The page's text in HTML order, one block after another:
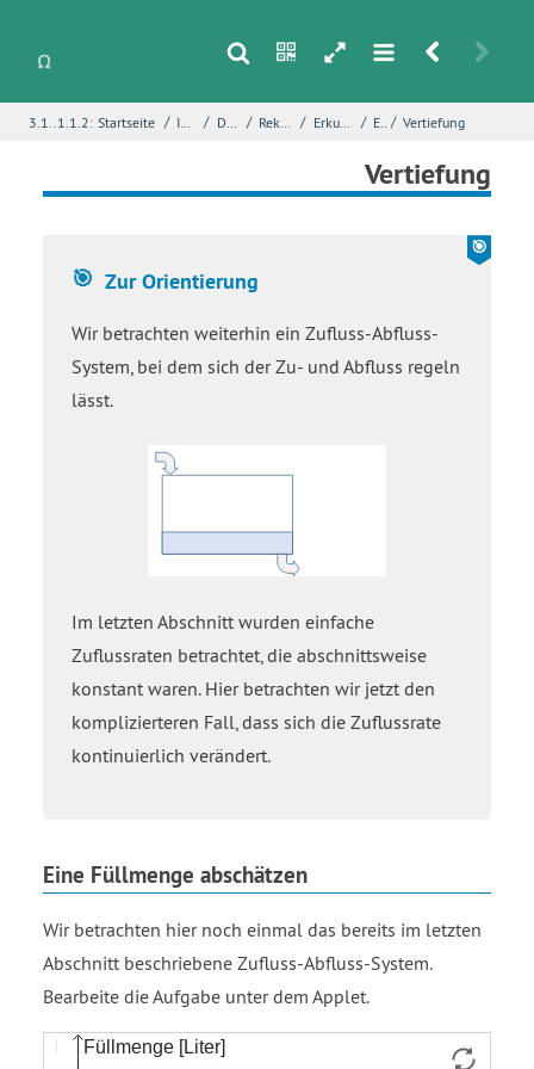
s n h m r u
3.1..1.1.2: Startseite / Integralrechnung / Das Integralkonzept / Rekonstruktion eines Bestandes / Erkundung – Zufluss-Abfluss-Systeme / Einstieg/ Vertiefung
Vertiefung
Zur Orientierung
Wir betrachten weiterhin ein Zufluss-Abfluss-
System, bei dem sich der Zu- und Abfluss regeln
lässt.
Im letzten Abschnitt wurden einfache
Zuflussraten betrachtet, die abschnittsweise
konstant waren. Hier betrachten wir jetzt den
komplizierteren Fall, dass sich die Zuflussrate
kontinuierlich verändert.
Eine Füllmenge abschätzen
Wir betrachten hier noch einmal das bereits im letzten
Abschnitt beschriebene Zufluss-Abfluss-System.
Bearbeite die Aufgabe unter dem Applet.
Liste
Liste
Funktion
Seite
Fehlerbeschreibung*